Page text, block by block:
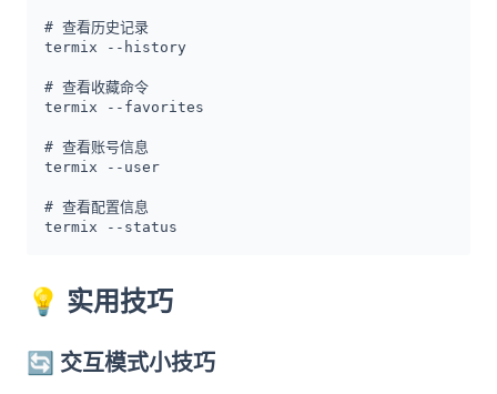
# 查看历史记录
termix --history
# 查看收藏命令
termix --favorites
# 查看账号信息
termix --user
# 查看配置信息
termix --status
💡 实用技巧
🔄 交互模式小技巧